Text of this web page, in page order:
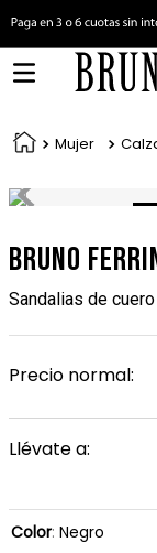
Mujer
Bruno
Sandalias de
Precio normal:
Llévate a:
Color: Negro